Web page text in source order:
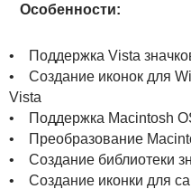
Особенности:
• Поддержка Vista
• Создание иконок для
Vista
• Поддержка Macintosh
• Преобразование
• Создание библиотеки
• Создание иконки для